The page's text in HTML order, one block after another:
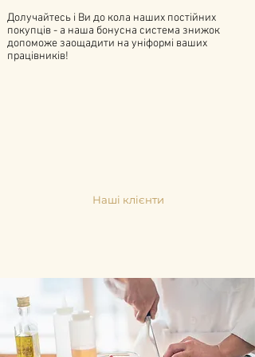
Долучайтесь і Ви до кола наших постійних
покупців - а наша бонусна система знижок
допоможе заощадити на уніформі ваших
працівників!
Наші клієнти